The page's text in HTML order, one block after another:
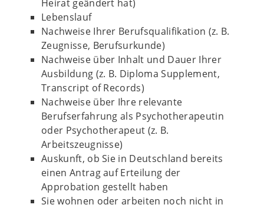
Heirat geändert hat)
Lebenslauf
Nachweise Ihrer Berufsqualifikation (z. B.
Zeugnisse, Berufsurkunde)
Nachweise über Inhalt und Dauer Ihrer
Ausbildung (z. B. Diploma Supplement,
Transcript of Records)
Nachweise über Ihre relevante
Berufserfahrung als Psychotherapeutin
oder Psychotherapeut (z. B.
Arbeitszeugnisse)
Auskunft, ob Sie in Deutschland bereits
einen Antrag auf Erteilung der
Approbation gestellt haben
Sie wohnen oder arbeiten noch nicht in